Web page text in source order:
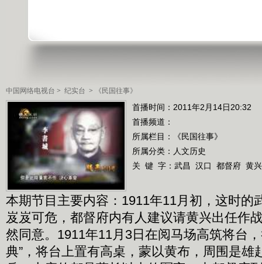
中国网络电视台 > 纪实台 > 《民国往事》
首播时间：2011年2月14日20:32
首播频道：
所属栏目：
《民国往事》
所属分类：人文历史
关 键 字： 武昌 汉口 都督府 黄兴
本期节目主要内容：1911年11月初，这时的
岌岌可危，都督府内有人建议请黄兴出任作
然同意。1911年11月3日在阅马场高筑将台
典”，将台上置有高桌，蒙以黄布，周围是雄